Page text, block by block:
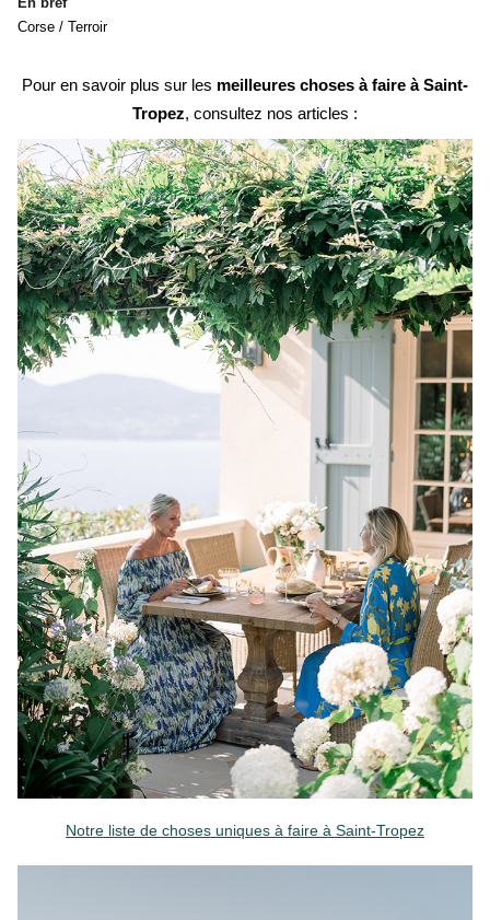
Corse / Terroir
Pour en savoir plus sur les meilleures choses à faire à Saint-
Tropez, consultez nos articles :
Notre liste de choses uniques à faire à Saint-Tropez